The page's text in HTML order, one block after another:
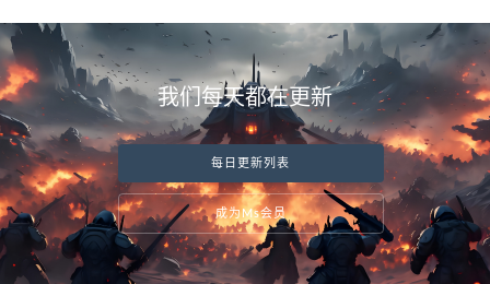
我们每天都在更新
每日更新列表
成为Ms会员